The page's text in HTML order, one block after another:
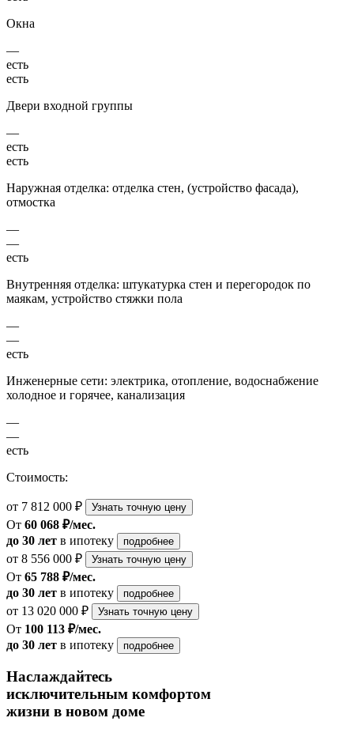
Окна
—
есть
есть
Двери входной группы
—
есть
есть
Наружная отделка: отделка стен, (устройство фасада),
отмостка
—
—
есть
Внутренняя отделка: штукатурка стен и перегородок по
маякам, устройство стяжки пола
—
—
есть
Инженерные сети: электрика, отопление, водоснабжение
холодное и горячее, канализация
—
—
есть
Стоимость:
от 7 812 000 ₽ Узнать точную цену
От 60 068 ₽/мес.
до 30 лет в ипотеку подробнее
от 8 556 000 ₽ Узнать точную цену
От 65 788 ₽/мес.
до 30 лет в ипотеку подробнее
от 13 020 000 ₽ Узнать точную цену
От 100 113 ₽/мес.
до 30 лет в ипотеку подробнее
Наслаждайтесь
исключительным комфортом
жизни в новом доме